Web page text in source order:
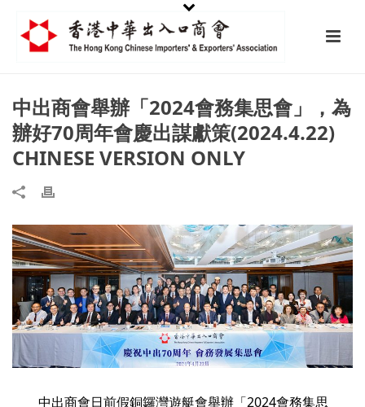
中出商會舉辦「2024會務集思會」，為
辦好70周年會慶出謀獻策(2024.4.22)
CHINESE VERSION ONLY
中出商會日前假銅鑼灣遊艇會舉辦「2024會務集思